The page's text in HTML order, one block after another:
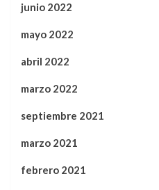
junio 2022
mayo 2022
abril 2022
marzo 2022
septiembre 2021
marzo 2021
febrero 2021